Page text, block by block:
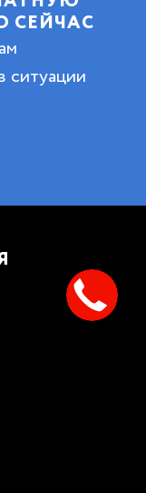
СЕЙЧАС
ситуации